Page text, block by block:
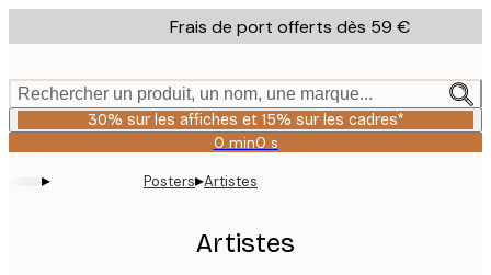
to
content.
Frais de port offerts dès 59 €
Rechercher un produit, un nom, une marque...
30% sur les affiches et 15% sur les cadres*
0 min0 s
Valable
:
08-
06
▸ Posters▸Artistes
Artistes